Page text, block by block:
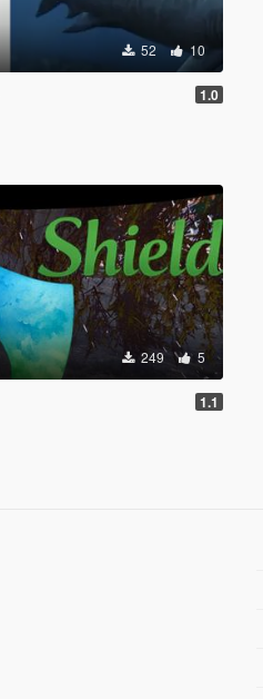
52 10
1.0
249 5
1.1